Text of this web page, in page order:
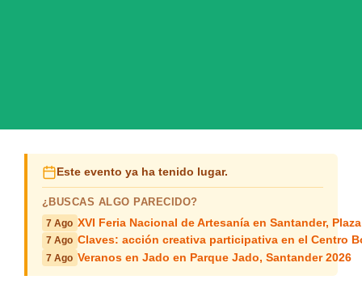
Este evento ya ha tenido lugar.
¿BUSCAS ALGO PARECIDO?
7 Ago XVI Feria Nacional de Artesanía en Santander,
7 Ago Claves: acción creativa participativa en el Centro
7 Ago Veranos en Jado en Parque Jado, Santander 2026